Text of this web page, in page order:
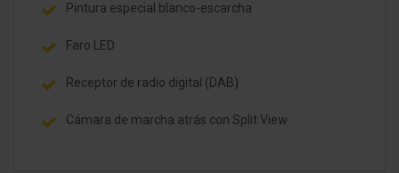
Pintura especial blanco-escarcha
Faro LED
Receptor de radio digital (DAB)
Cámara de marcha atrás con Split View